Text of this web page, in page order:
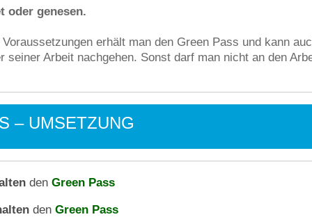
oder genesen.
erhält man den Green Pass und kann
seiner Arbeit nachgehen. Sonst darf man nicht an den
– UMSETZUNG
den Green Pass
den Green Pass